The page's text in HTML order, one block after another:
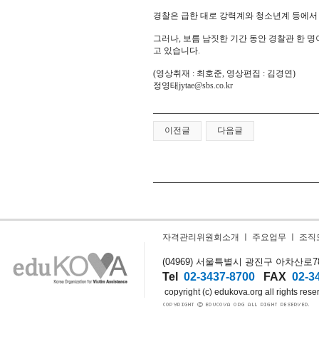
경찰은 급한 대로 강력계와 청소년계 등에
그러나, 보름 남짓한 기간 동안 경찰관 한
고 있습니다.
(영상취재 : 최호준, 영상편집 : 김경연)
정영태jytae@sbs.co.kr
이전글 다음글
자격관리위원회소개 주요업무 조직
(04969) 서울특별시 광진구 아차산로
Tel 02-3437-8700 FAX 02-
copyright (c) edukova.org all rights